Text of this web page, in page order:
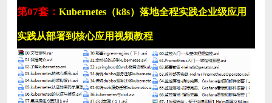
第07套： Kubernetes（k8s）落地全程实践企业级应用
实践从部署到核心应用视频教程